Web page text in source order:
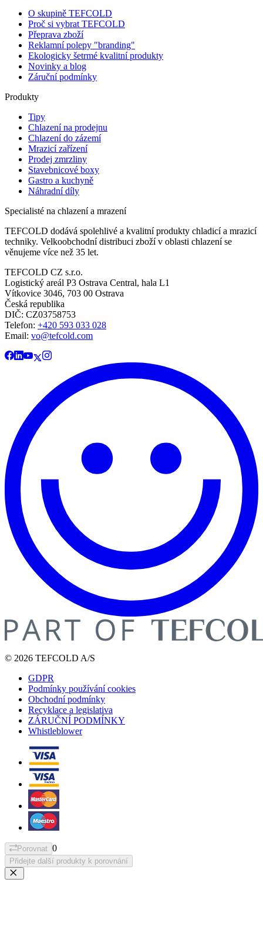
O skupině TEFCOLD
Proč si vybrat TEFCOLD
Přeprava zboží
Reklamní polepy "branding"
Ekologicky šetrmé kvalitní produkty
Novinky a blog
Záruční podmínky
Produkty
Tipy
Chlazení na prodejnu
Chlazení do zázemí
Mrazicí zařízení
Prodej zmrzliny
Stavebnicové boxy
Gastro a kuchyně
Náhradní díly
Specialisté na chlazení a mrazení
TEFCOLD dodává spolehlivé a kvalitní produkty chladicí a mrazicí
techniky. Velkoobchodní distribuci zboží v oblasti chlazení se
věnujeme více než 35 let.
TEFCOLD CZ s.r.o.
Logistický areál P3 Ostrava Central, hala L1
Vítkovice 3046, 703 00 Ostrava
Česká republika
DIČ: CZ03758753​​​​​​
Telefon: +420 593 033 028
Email: vo@tefcold.com
© 2026 TEFCOLD A/S
GDPR
Podmínky používání cookies
Obchodní podmínky
Recyklace a legislativa
ZÁRUČNÍ PODMÍNKY
Whistleblower
Porovnat 0
Přidejte další produkty k porovnání